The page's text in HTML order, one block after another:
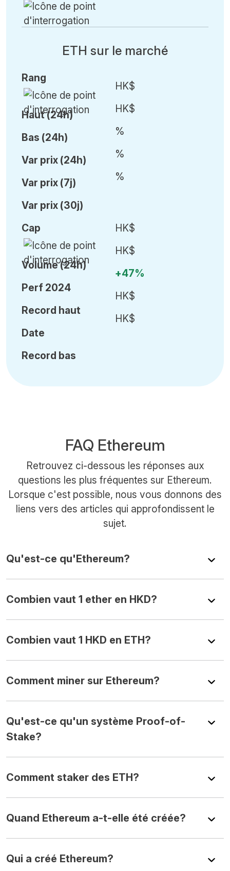
ETH sur le marché
Rang
Haut (24h)
Bas (24h)
Var prix (24h)
Var prix (7j)
Var prix (30j)
HK$
HK$
%
%
%
Cap
Volume (24h)
Perf 2024
Record haut
Date
Record bas
HK$
HK$
+47%
HK$
HK$
FAQ Ethereum
Retrouvez ci-dessous les réponses aux
questions les plus fréquentes sur Ethereum.
Lorsque c'est possible, nous vous donnons des
liens vers des articles qui approfondissent le
sujet.
Qu'est-ce qu'Ethereum?
Combien vaut 1 ether en HKD?
Combien vaut 1 HKD en ETH?
Comment miner sur Ethereum?
Qu'est-ce qu'un système Proof-of-
Stake?
Comment staker des ETH?
Quand Ethereum a-t-elle été créée?
Qui a créé Ethereum?